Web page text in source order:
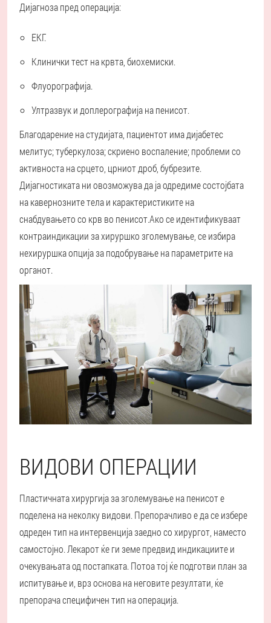
Дијагноза пред операција:
ЕКГ.
Клинички тест на крвта, биохемиски.
Флуорографија.
Ултразвук и доплерографија на пенисот.
Благодарение на студијата, пациентот има дијабетес
мелитус; туберкулоза; скриено воспаление; проблеми со
активноста на срцето, црниот дроб, бубрезите.
Дијагностиката ни овозможува да ја одредиме состојбата
на кавернозните тела и карактеристиките на
снабдувањето со крв во пенисот.Ако се идентификуваат
контраиндикации за хируршко зголемување, се избира
нехируршка опција за подобрување на параметрите на
органот.
ВИДОВИ ОПЕРАЦИИ
Пластичната хирургија за зголемување на пенисот е
поделена на неколку видови. Препорачливо е да се избере
одреден тип на интервенција заедно со хирургот, наместо
самостојно. Лекарот ќе ги земе предвид индикациите и
очекувањата од постапката. Потоа тој ќе подготви план за
испитување и, врз основа на неговите резултати, ќе
препорача специфичен тип на операција.